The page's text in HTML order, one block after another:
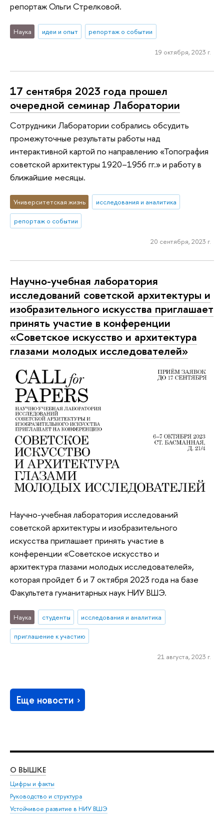
репортаж Ольги Стрелковой.
Наука идеи и опыт репортаж о событии
19 октября, 2023 г.
17 сентября 2023 года прошел
очередной семинар Лаборатории
Сотрудники Лаборатории собрались обсудить
промежуточные результаты работы над
интерактивной картой по направлению «Топография
советской архитектуры 1920–1956 гг.» и работу в
ближайшие месяцы.
Университетская жизнь исследования и аналитика
репортаж о событии
20 сентября, 2023 г.
Научно-учебная лаборатория
исследований советской архитектуры и
изобразительного искусства приглашает
принять участие в конференции
«Советское искусство и архитектура
глазами молодых исследователей»
Научно-учебная лаборатория исследований
советской архитектуры и изобразительного
искусства приглашает принять участие в
конференции «Советское искусство и
архитектура глазами молодых исследователей»,
которая пройдет 6 и 7 октября 2023 года на базе
Факультета гуманитарных наук НИУ ВШЭ.
Наука студенты исследования и аналитика
приглашение к участию
21 августа, 2023 г.
Еще новости
О ВЫШКЕ
Цифры и факты
Руководство и структура
Устойчивое развитие в НИУ ВШЭ